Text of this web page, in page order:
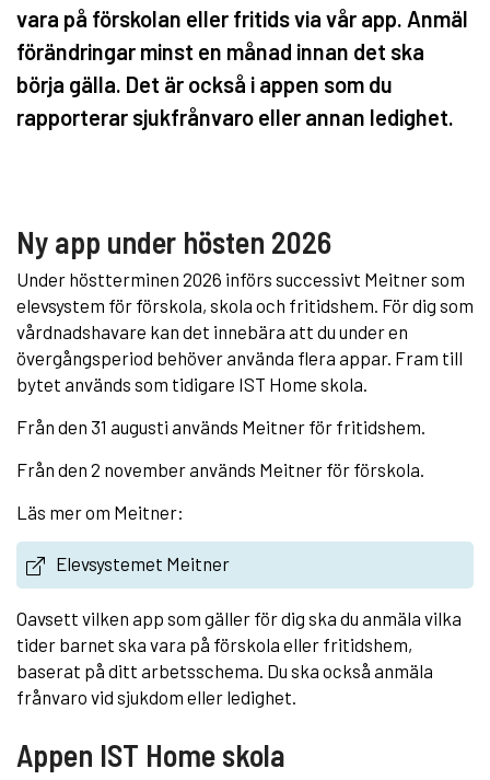
vara på förskolan eller fritids via vår app. Anmäl
förändringar minst en månad innan det ska
börja gälla. Det är också i appen som du
rapporterar sjukfrånvaro eller annan ledighet.
Ny app under hösten 2026
Under höstterminen 2026 införs successivt Meitner som
elevsystem för förskola, skola och fritidshem. För dig som
vårdnadshavare kan det innebära att du under en
övergångsperiod behöver använda flera appar. Fram till
bytet används som tidigare IST Home skola.
Från den 31 augusti används Meitner för fritidshem.
Från den 2 november används Meitner för förskola.
Läs mer om Meitner:
Elevsystemet Meitner
Oavsett vilken app som gäller för dig ska du anmäla vilka
tider barnet ska vara på förskola eller fritidshem,
baserat på ditt arbetsschema. Du ska också anmäla
frånvaro vid sjukdom eller ledighet.
Appen IST Home skola